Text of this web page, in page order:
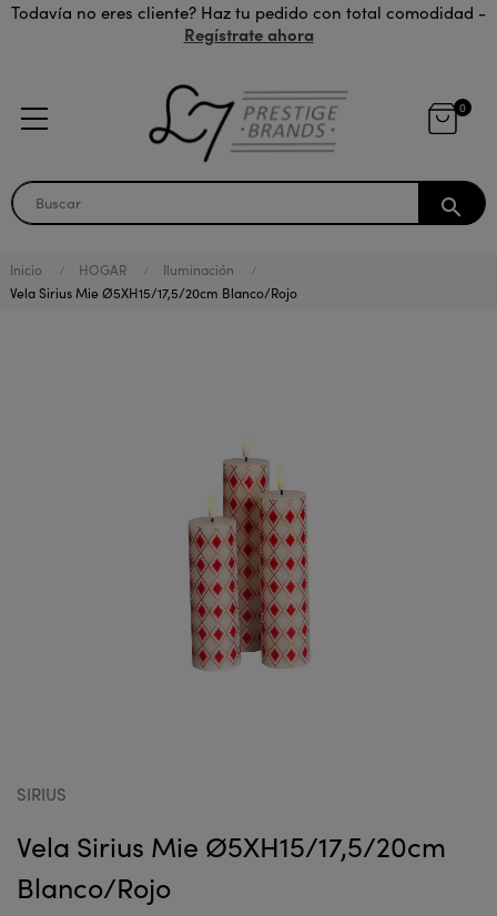
Todavía no eres cliente? Haz tu pedido con total comodidad -
Regístrate ahora
0
search
Inicio HOGAR
Iluminación
Vela Sirius Mie Ø5XH15/17,5/20cm Blanco/Rojo
SIRIUS
Vela Sirius Mie Ø5XH15/17,5/20cm
Blanco/Rojo